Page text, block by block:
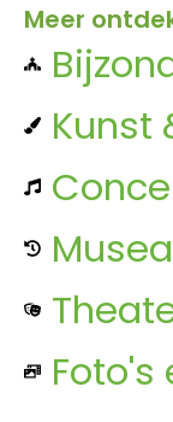
Meer
Kunst
Musea
Foto's